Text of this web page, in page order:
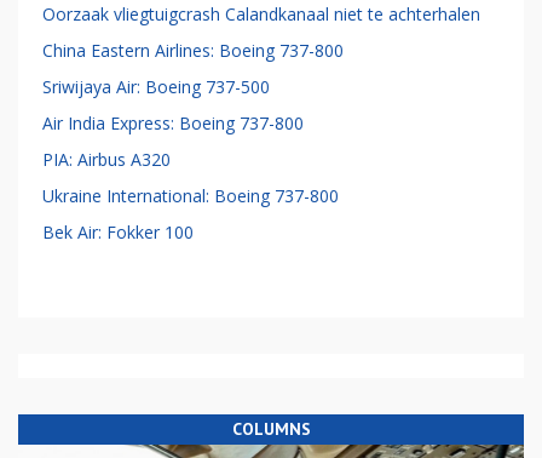
Oorzaak vliegtuigcrash Calandkanaal niet te achterhalen
China Eastern Airlines: Boeing 737-800
Sriwijaya Air: Boeing 737-500
Air India Express: Boeing 737-800
PIA: Airbus A320
Ukraine International: Boeing 737-800
Bek Air: Fokker 100
COLUMNS